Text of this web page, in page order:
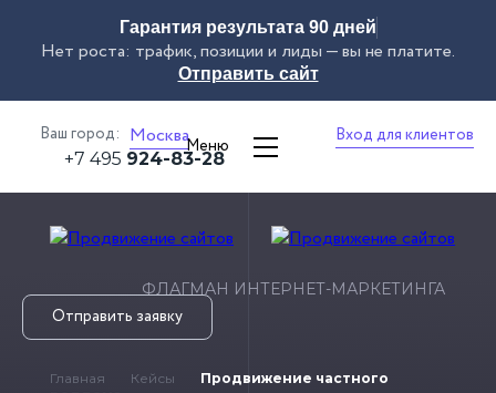
Гарантия результата 90 дней
Нет роста: трафик, позиции и лиды — вы не платите.
Отправить сайт
Ваш город: МоскваМеню
Вход для клиентов
+7 495 924-83-28
ФЛАГМАН ИНТЕРНЕТ-МАРКЕТИНГА
Отправить заявку
Главная Кейсы
Продвижение частного